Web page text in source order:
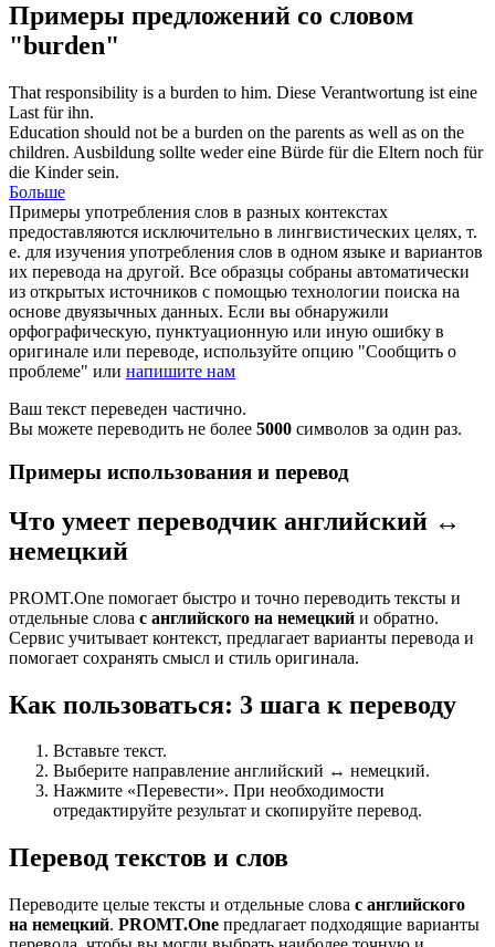
Примеры предложений со словом
"burden"
That responsibility is a burden to him. Diese Verantwortung ist eine
Last für ihn.
Education should not be a burden on the parents as well as on the
children. Ausbildung sollte weder eine Bürde für die Eltern noch für
die Kinder sein.
Больше
Примеры употребления слов в разных контекстах
предоставляются исключительно в лингвистических целях, т.
е. для изучения употребления слов в одном языке и вариантов
их перевода на другой. Все образцы собраны автоматически
из открытых источников с помощью технологии поиска на
основе двуязычных данных. Если вы обнаружили
орфографическую, пунктуационную или иную ошибку в
оригинале или переводе, используйте опцию "Сообщить о
проблеме" или напишите нам
Ваш текст переведен частично.
Вы можете переводить не более 5000 символов за один раз.
Примеры использования и перевод
Что умеет переводчик английский ↔
немецкий
PROMT.One помогает быстро и точно переводить тексты и
отдельные слова с английского на немецкий и обратно.
Сервис учитывает контекст, предлагает варианты перевода и
помогает сохранять смысл и стиль оригинала.
Как пользоваться: 3 шага к переводу
Вставьте текст.
Выберите направление английский ↔ немецкий.
Нажмите «Перевести». При необходимости
отредактируйте результат и скопируйте перевод.
Перевод текстов и слов
Переводите целые тексты и отдельные слова с английского
на немецкий. PROMT.One предлагает подходящие варианты